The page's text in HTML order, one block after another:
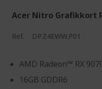
Acer Nitro Grafikkort
Ref. DP.Z4EWW.P01
AMD Radeon™ RX
16GB GDDR6